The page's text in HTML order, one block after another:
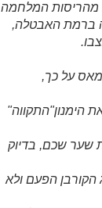
מהריסות המלחמה
ברמת האבטלה,
על כך,
הימנון"התקווה"
שער שכם, בדיוק
הפעם ולא